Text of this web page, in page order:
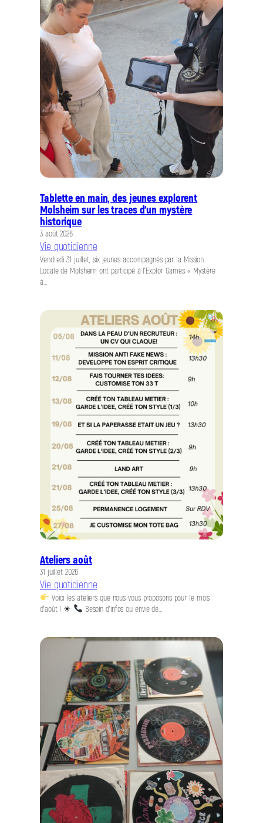
Tablette en main, des jeunes explorent
Molsheim sur les traces d’un mystère
historique
3 août 2026
Vie quotidienne
Vendredi 31 juillet, six jeunes accompagnés par la Mission
Locale de Molsheim ont participé à l’Explor Games « Mystère
à…
Ateliers août
31 juillet 2026
Vie quotidienne
Voici les ateliers que nous vous proposons pour le mois
d’août ! ☀
Besoin d’infos ou envie de…